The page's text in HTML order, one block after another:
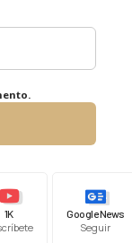
1K Google News
Seguir